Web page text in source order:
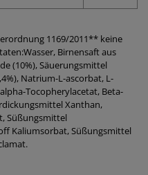
1169/2011** keine
Birnensaft aus
(10%), Säuerungsmittel
Natrium-L-ascorbat, L-
Tocopherylacetat, Beta-
Xanthan,
Süßungsmittel
Kaliumsorbat, Süßungsmittel